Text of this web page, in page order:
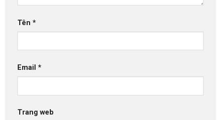
Tên *
Email *
Trang web